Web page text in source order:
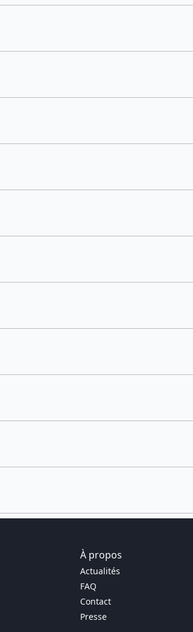
À propos
Actualités
FAQ
Contact
Presse